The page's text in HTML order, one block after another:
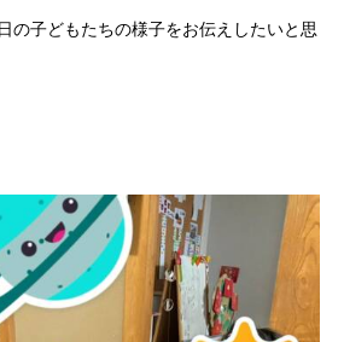
の子どもたちの様子をお伝えしたいと思